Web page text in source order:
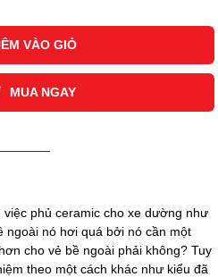
VÀO GIỎ
MUA NGAY
phủ ceramic cho xe dường như
ngoài nó hơi quá bởi nó cần một
cho vẻ bề ngoài phải không? Tuy
theo một cách khác như kiểu đã